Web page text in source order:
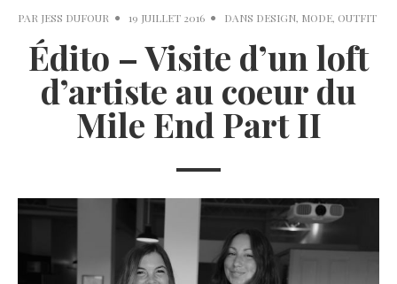
PAR JESS DUFOUR 19 JUILLET 2016 DANS DESIGN, MODE, OUTFIT
Édito – Visite d’un loft
d’artiste au coeur du
Mile End Part II